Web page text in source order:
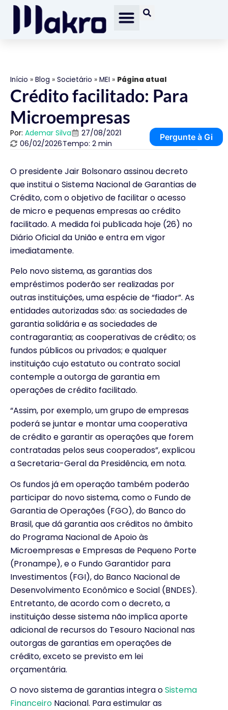
Início » Blog » Societário » MEI » Página atual
Crédito facilitado: Para
Microempresas
Por: Ademar Silva
27/08/2021
06/02/2026Tempo: 2 min
Pergunte à Gi
O presidente Jair Bolsonaro assinou decreto
que institui o Sistema Nacional de Garantias de
Crédito, com o objetivo de facilitar o acesso
de micro e pequenas empresas ao crédito
facilitado. A medida foi publicada hoje (26) no
Diário Oficial da União e entra em vigor
imediatamente.
Pelo novo sistema, as garantias dos
empréstimos poderão ser realizadas por
outras instituições, uma espécie de “fiador”. As
entidades autorizadas são: as sociedades de
garantia solidária e as sociedades de
contragarantia; as cooperativas de crédito; os
fundos públicos ou privados; e qualquer
instituição cujo estatuto ou contrato social
contemple a outorga de garantia em
operações de crédito facilitado.
“Assim, por exemplo, um grupo de empresas
poderá se juntar e montar uma cooperativa
de crédito e garantir as operações que forem
contratadas pelos seus cooperados”, explicou
a Secretaria-Geral da Presidência, em nota.
Os fundos já em operação também poderão
participar do novo sistema, como o Fundo de
Garantia de Operações (FGO), do Banco do
Brasil, que dá garantia aos créditos no âmbito
do Programa Nacional de Apoio às
Microempresas e Empresas de Pequeno Porte
(Pronampe), e o Fundo Garantidor para
Investimentos (FGI), do Banco Nacional de
Desenvolvimento Econômico e Social (BNDES).
Entretanto, de acordo com o decreto, a
instituição desse sistema não implica aporte
adicional de recursos do Tesouro Nacional nas
outorgas de garantias em operações de
crédito, exceto se previsto em lei
orçamentária.
O novo sistema de garantias integra oSistema
Financeiro Nacional. Para estimular as